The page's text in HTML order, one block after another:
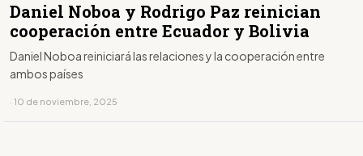
Daniel Noboa y Rodrigo Paz reinician
cooperación entre Ecuador y Bolivia
Daniel Noboa reiniciará las relaciones y la cooperación entre
ambos países
· 10 de noviembre, 2025